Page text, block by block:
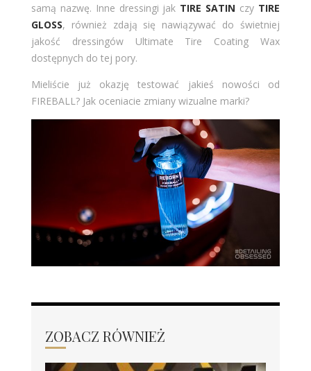
samą nazwę. Inne dressingi jak TIRE SATIN czy TIRE
GLOSS, również zdają się nawiązywać do świetniej
jakość dressingów Ultimate Tire Coating Wax
dostępnych do tej pory.
Mieliście już okazję testować jakieś nowości od
FIREBALL? Jak oceniacie zmiany wizualne marki?
ZOBACZ RÓWNIEŻ